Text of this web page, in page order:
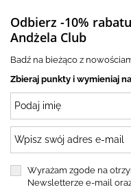
Odbierz -10%
Andżela Club
Badź na bieżąco z
Zbieraj punkty i wymieniaj
Wyrażam zgode na
Newsletterze e-mail